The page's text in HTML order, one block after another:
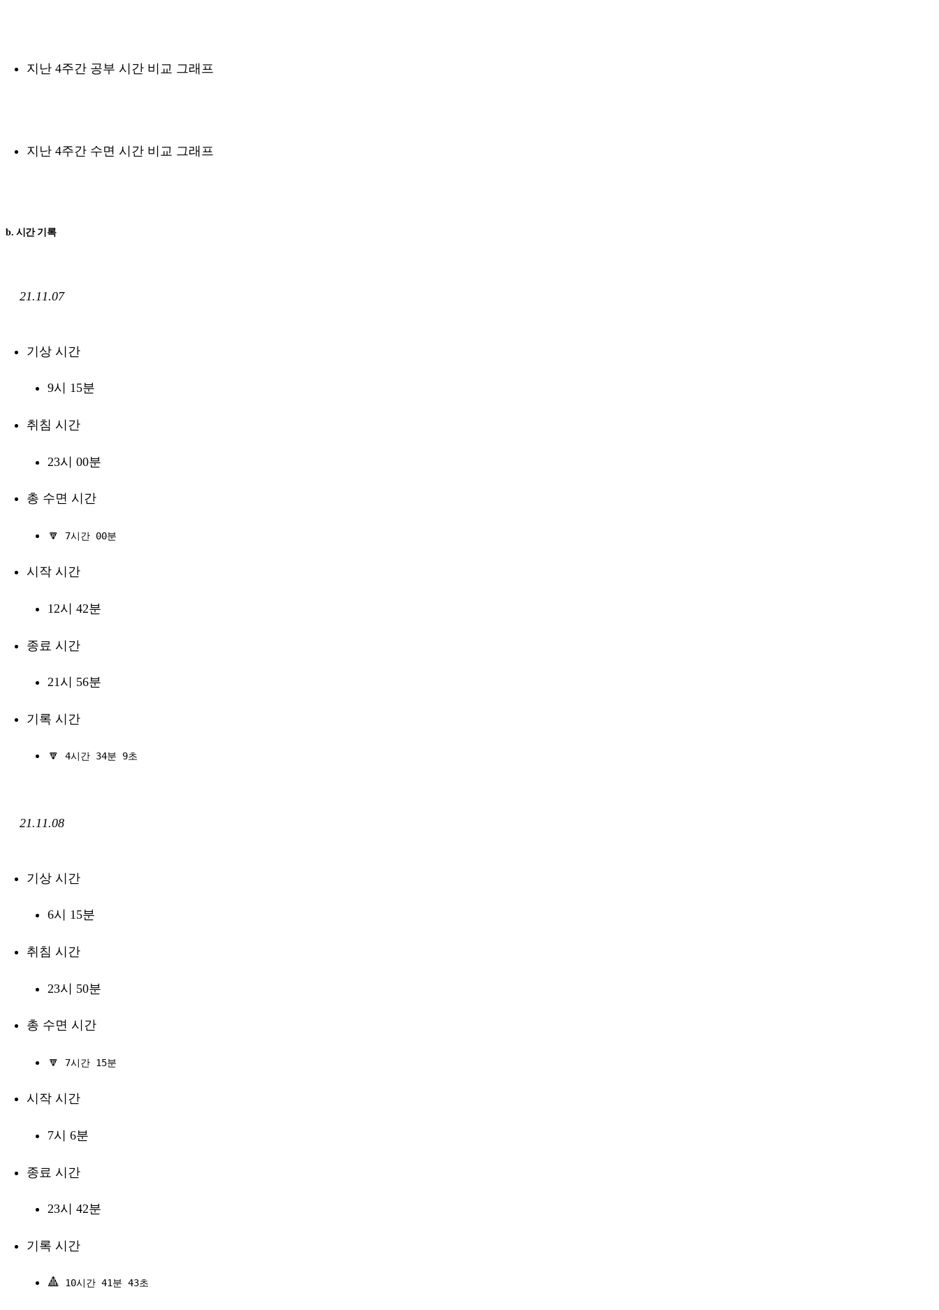
지난 4주간 공부 시간 비교 그래프
지난 4주간 수면 시간 비교 그래프
b. 시간 기록
21.11.07
기상 시간
9시 15분
취침 시간
23시 00분
총 수면 시간
🔽 7시간 00분
시작 시간
12시 42분
종료 시간
21시 56분
기록 시간
🔽 4시간 34분 9초
21.11.08
기상 시간
6시 15분
취침 시간
23시 50분
총 수면 시간
🔽 7시간 15분
시작 시간
7시 6분
종료 시간
23시 42분
기록 시간
🔺 10시간 41분 43초